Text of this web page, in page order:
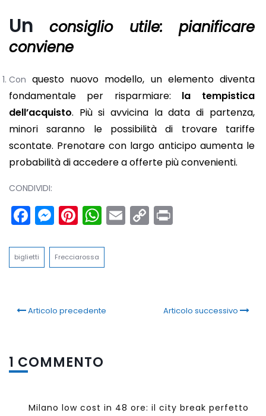
Un consiglio utile: pianificare
conviene
Con questo nuovo modello, un elemento diventa
fondamentale per risparmiare: la tempistica
dell’acquisto. Più si avvicina la data di partenza,
minori saranno le possibilità di trovare tariffe
scontate. Prenotare con largo anticipo aumenta le
probabilità di accedere a offerte più convenienti.
CONDIVIDI:
Facebook
Messenger
Pinterest
WhatsApp
Email
Copy
biglietti Frecciarossa
Articolo precedente Articolo successivo
1 COMMENTO
Milano low cost in 48 ore: il city break perfetto